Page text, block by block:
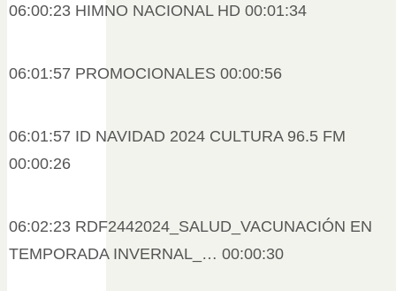
06:00:23 HIMNO NACIONAL HD 00:01:34
06:01:57 PROMOCIONALES 00:00:56
06:01:57 ID NAVIDAD 2024 CULTURA 96.5 FM
00:00:26
06:02:23 RDF2442024_SALUD_VACUNACIÓN EN
TEMPORADA INVERNAL_… 00:00:30